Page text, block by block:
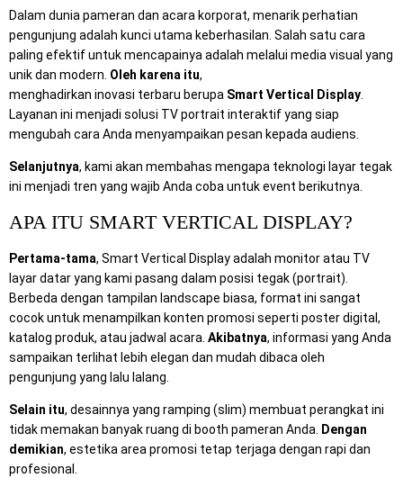
Dalam dunia pameran dan acara korporat, menarik perhatian
pengunjung adalah kunci utama keberhasilan. Salah satu cara
paling efektif untuk mencapainya adalah melalui media visual yang
unik dan modern. Oleh karena itu,
menghadirkan inovasi terbaru berupa Smart Vertical Display
Layanan ini menjadi solusi TV portrait interaktif yang siap
mengubah cara Anda menyampaikan pesan kepada audiens.
Selanjutnya, kami akan membahas mengapa teknologi layar tegak
ini menjadi tren yang wajib Anda coba untuk event berikutnya.
APA ITU SMART VERTICAL DISPLAY?
Pertama-tama, Smart Vertical Display adalah monitor atau TV
layar datar yang kami pasang dalam posisi tegak (portrait).
Berbeda dengan tampilan landscape biasa, format ini sangat
cocok untuk menampilkan konten promosi seperti poster digital,
katalog produk, atau jadwal acara. Akibatnya, informasi yang Anda
sampaikan terlihat lebih elegan dan mudah dibaca oleh
pengunjung yang lalu lalang.
Selain itu, desainnya yang ramping (slim) membuat perangkat ini
tidak memakan banyak ruang di booth pameran Anda.
Dengan
demikian, estetika area promosi tetap terjaga dengan rapi dan
profesional.